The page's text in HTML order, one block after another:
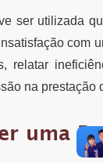
ser utilizada
com
relatar
na prestação
uma